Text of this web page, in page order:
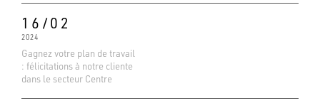
16/02
2024
Gagnez votre plan de travail
: félicitations à notre cliente
dans le secteur Centre
Basé sur 138 avis